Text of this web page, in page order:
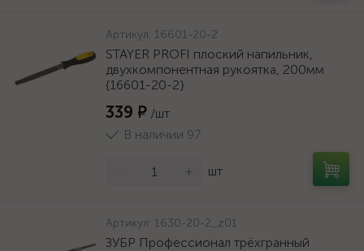
Артикул: 16601-20-2
STAYER PROFI плоский напильник,
двухкомпонентная рукоятка, 200мм
{16601-20-2}
339 ₽ /шт
В наличии 97
+ шт
Артикул: 1630-20-2_z01
ЗУБР Профессионал трёхгранный